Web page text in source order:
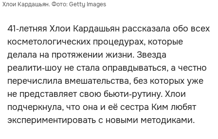
Хлои Кардашьян. Фото: Getty Images
41‑летняя Хлои Кардашьян рассказала обо всех
косметологических процедурах, которые
делала на протяжении жизни. Звезда
реалити‑шоу не стала оправдываться, а честно
перечислила вмешательства, без которых уже
не представляет свою бьюти‑рутину. Хлои
подчеркнула, что она и её сестра Ким любят
экспериментировать с новыми методиками.